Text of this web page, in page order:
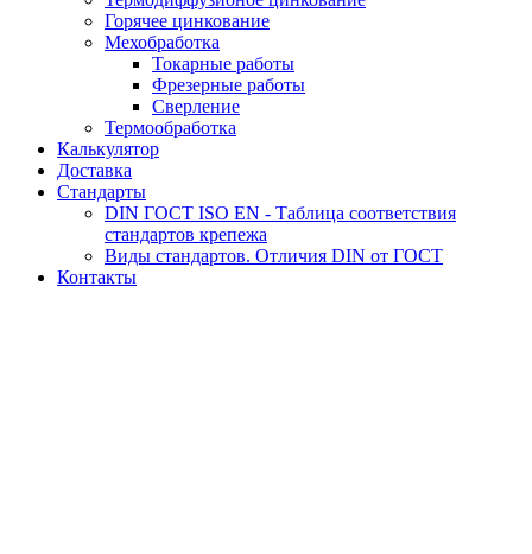
Горячее цинкование
Мехобработка
Токарные работы
Фрезерные работы
Сверление
Термообработка
Калькулятор
Доставка
Стандарты
DIN ГОСТ ISO EN - Таблица соответствия
стандартов крепежа
Виды стандартов. Отличия DIN от ГОСТ
Контакты